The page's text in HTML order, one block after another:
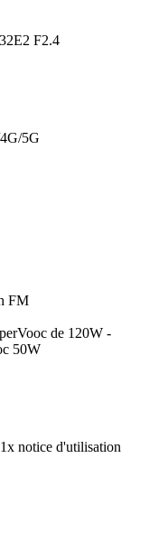
F2.4
5G
FM
de 120W -
50W
notice d'utilisation